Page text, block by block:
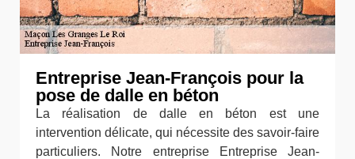
Entreprise Jean-François pour la
pose de dalle en béton
La réalisation de dalle en béton est une
intervention délicate, qui nécessite des savoir-faire
particuliers. Notre entreprise Entreprise Jean-